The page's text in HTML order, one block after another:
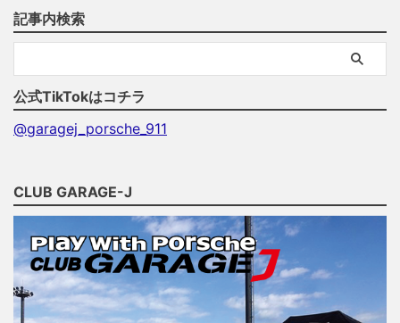
記事内検索
公式TikTokはコチラ
@garagej_porsche_911
CLUB GARAGE-J